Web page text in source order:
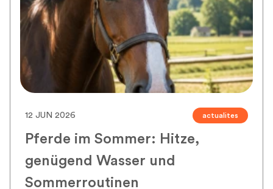
12 JUN 2026 actualites
Pferde im Sommer: Hitze,
genügend Wasser und
Sommerroutinen